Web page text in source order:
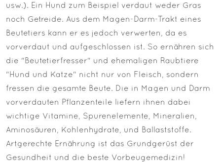
usw.). Ein Hund zum Beispiel verdaut weder Gras
noch Getreide. Aus dem Magen-Darm-Trakt eines
Beutetiers kann er es jedoch verwerten, da es
vorverdaut und aufgeschlossen ist. So ernähren sich
die "Beutetierfresser" und ehemaligen Raubtiere
"Hund und Katze" nicht nur von Fleisch, sondern
fressen die gesamte Beute. Die in Magen und Darm
vorverdauten Pflanzenteile liefern ihnen dabei
wichtige Vitamine, Spurenelemente, Mineralien,
Aminosäuren, Kohlenhydrate, und Ballaststoffe.
Artgerechte Ernährung ist das Grundgerüst der
Gesundheit und die beste Vorbeugemedizin!